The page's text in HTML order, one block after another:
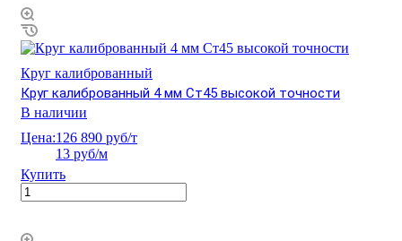
Круг калиброванный
Круг калиброванный 4 мм Ст45 высокой точности
В наличии
Цена:126 890 руб/т
13 руб/м
Купить